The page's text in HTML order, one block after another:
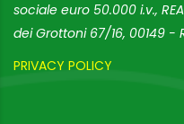
sociale euro 50.000 i.v.,
dei Grottoni 67/16, 00149 -
PRIVACY POLICY